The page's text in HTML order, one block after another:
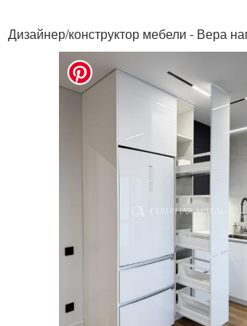
Дизайнер/конструктор мебели - Вера